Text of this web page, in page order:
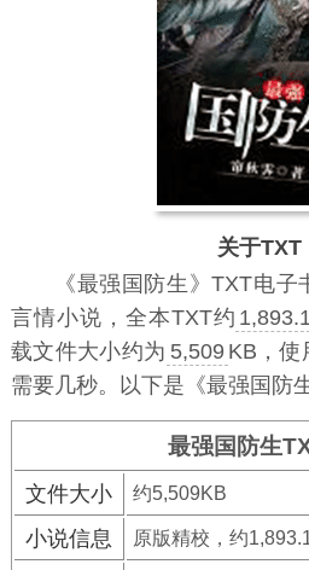
关于TXT
《最强国防生》TXT电子
言情小说，全本TXT约
载文件大小约为 5,509 KB，使
需要几秒。以下是《最强国防
最强国防生
文件大小 约5,509KB
小说信息 原版精校，约